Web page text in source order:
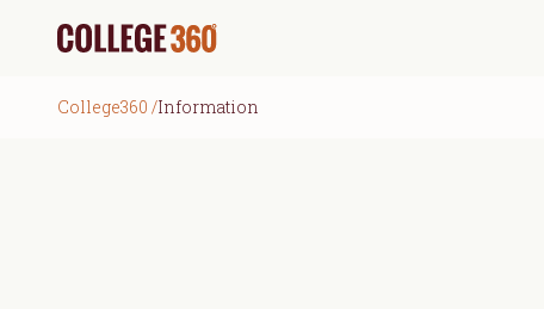
College360 /Information